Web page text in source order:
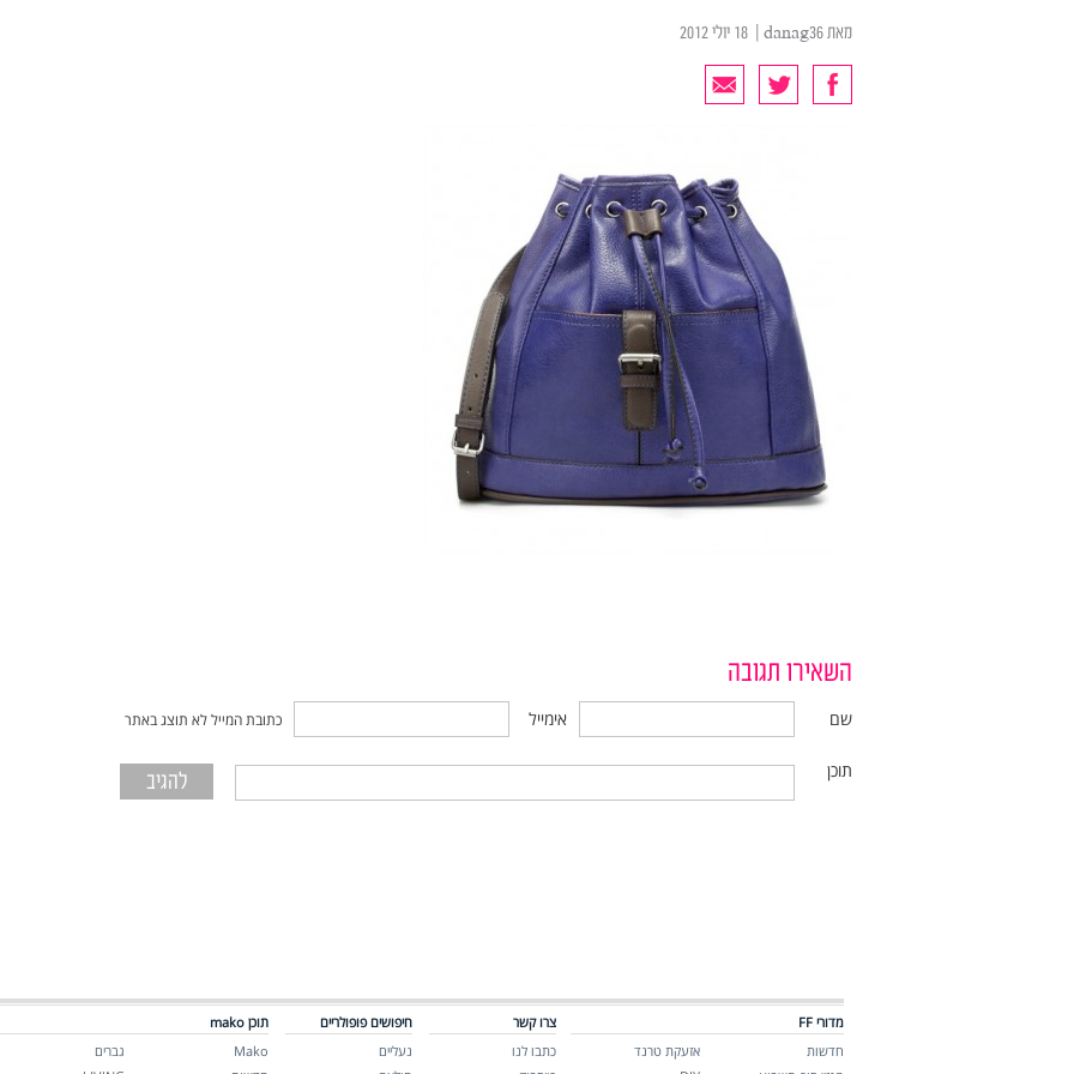
מאתdanag36
השאירו תגובה
שם אימייל כתובת המייל לא תוצג באתר
תוכן
מדורי FF
חדשות
אזעקת טרנד
צרו קשר
כתבו לנו
חיפושים פופולריים
נעליים
תוכן mako
Mako
גברים